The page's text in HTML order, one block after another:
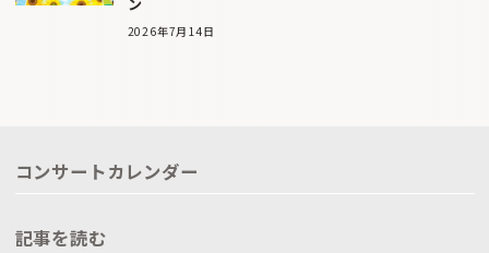
2026年7月14日
コンサートカレンダー
記事を読む